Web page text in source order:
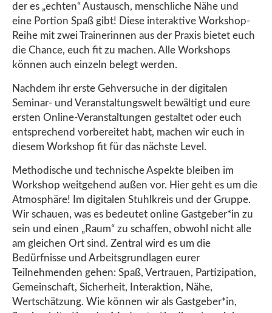
der es „echten“ Austausch, menschliche Nähe und
eine Portion Spaß gibt! Diese interaktive Workshop-
Reihe mit zwei Trainerinnen aus der Praxis bietet euch
die Chance, euch fit zu machen. Alle Workshops
können auch einzeln belegt werden.
Nachdem ihr erste Gehversuche in der digitalen
Seminar- und Veranstaltungswelt bewältigt und eure
ersten Online-Veranstaltungen gestaltet oder euch
entsprechend vorbereitet habt, machen wir euch in
diesem Workshop fit für das nächste Level.
Methodische und technische Aspekte bleiben im
Workshop weitgehend außen vor. Hier geht es um die
Atmosphäre! Im digitalen Stuhlkreis und der Gruppe.
Wir schauen, was es bedeutet online Gastgeber*in zu
sein und einen „Raum“ zu schaffen, obwohl nicht alle
am gleichen Ort sind. Zentral wird es um die
Bedürfnisse und Arbeitsgrundlagen eurer
Teilnehmenden gehen: Spaß, Vertrauen, Partizipation,
Gemeinschaft, Sicherheit, Interaktion, Nähe,
Wertschätzung. Wie können wir als Gastgeber*in,